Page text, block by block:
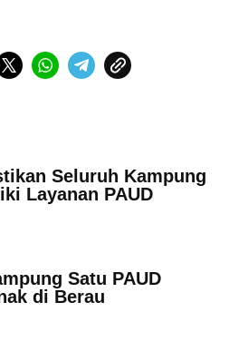
Seluruh Kampung
Layanan PAUD
Satu PAUD
di Berau